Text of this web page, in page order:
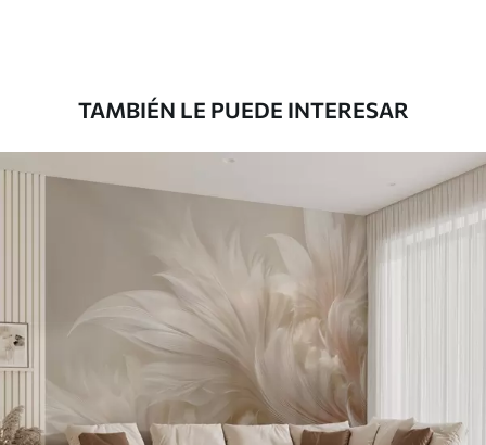
Vinilo Premium
1990.001194.00$U/m²
TAMBIÉN LE PUEDE INTERESAR